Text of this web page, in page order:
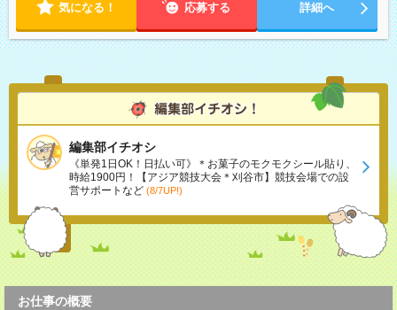
気になる！ 応募する 詳細へ
編集部イチオシ
《単発1日OK！日払い可》＊お菓子のモクモクシール貼り、
時給1900円！【アジア競技大会＊刈谷市】競技会場での設
営サポートなど (8/7UP!)
お仕事の概要